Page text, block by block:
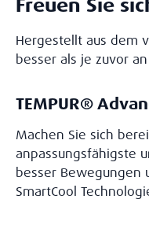
Freuen Sie
Hergestellt aus dem
besser als je zuvor
TEMPUR®
Machen Sie sich
anpassungsfähigste
besser Bewegungen
SmartCool